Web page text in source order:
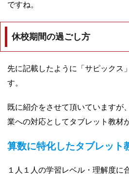
ですね。
休校期間の過ごし方
先に記載したように「サピックス
す。
既に紹介をさせて頂いていますが
業への対応としてタブレット教材
算数に特化したタブレット
１人１人の学習レベル・理解度に